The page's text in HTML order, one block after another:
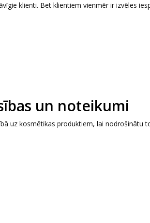
klienti. Bet klientiem vienmēr ir izvēles
un noteikumi
uz kosmētikas produktiem, lai nodrošinātu